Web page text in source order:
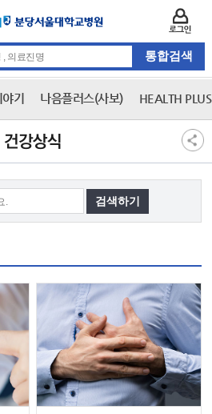
기 나음플러스(사보) HEALTH
건강상식